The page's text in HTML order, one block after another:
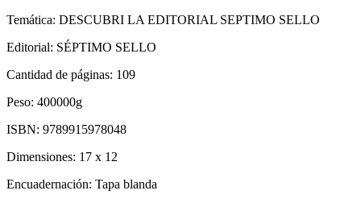
Temática: DESCUBRI LA EDITORIAL SEPTIMO SELLO
Editorial: SÉPTIMO SELLO
Cantidad de páginas: 109
Peso: 400000g
ISBN: 9789915978048
Dimensiones: 17 x 12
Encuadernación: Tapa blanda